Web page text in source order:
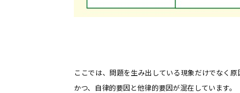
ここでは、問題を生み出している現象だけでなく原
かつ、自律的要因と他律的要因が混在しています。